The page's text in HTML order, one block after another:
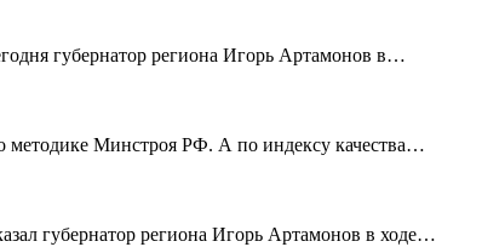
губернатор региона Игорь Артамонов в…
Минстроя РФ. А по индексу качества…
губернатор региона Игорь Артамонов в ходе…